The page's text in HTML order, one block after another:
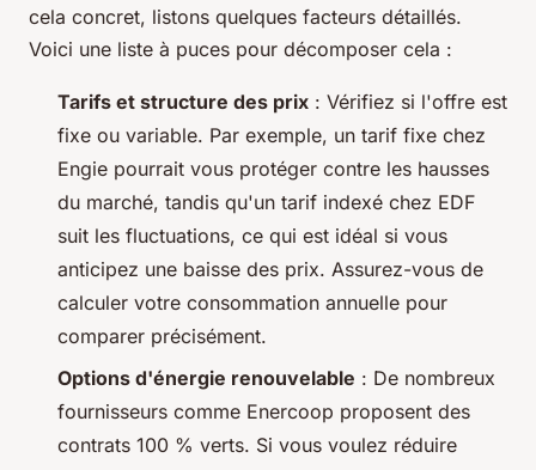
cela concret, listons quelques facteurs détaillés.
Voici une liste à puces pour décomposer cela :
Tarifs et structure des prix : Vérifiez si l'offre est
fixe ou variable. Par exemple, un tarif fixe chez
Engie pourrait vous protéger contre les hausses
du marché, tandis qu'un tarif indexé chez EDF
suit les fluctuations, ce qui est idéal si vous
anticipez une baisse des prix. Assurez-vous de
calculer votre consommation annuelle pour
comparer précisément.
Options d'énergie renouvelable : De nombreux
fournisseurs comme Enercoop proposent des
contrats 100 % verts. Si vous voulez réduire